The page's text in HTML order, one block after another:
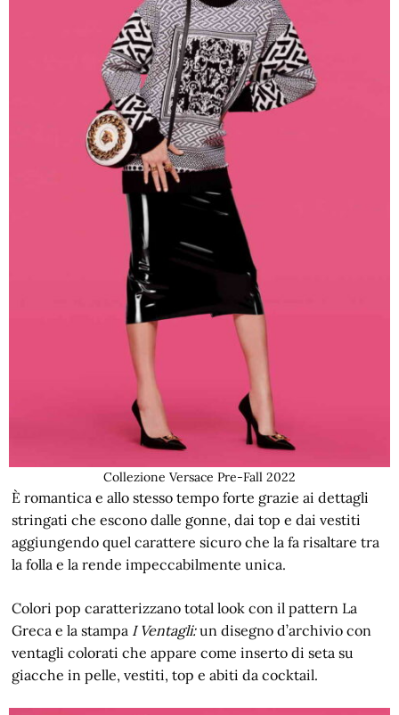
Collezione Versace Pre-Fall 2022
È romantica e allo stesso tempo forte grazie ai dettagli
stringati che escono dalle gonne, dai top e dai vestiti
aggiungendo quel carattere sicuro che la fa risaltare tra
la folla e la rende impeccabilmente unica.
Colori pop caratterizzano total look con il pattern La
Greca e la stampa I Ventagli:un disegno d’archivio con
ventagli colorati che appare come inserto di seta su
giacche in pelle, vestiti, top e abiti da cocktail.